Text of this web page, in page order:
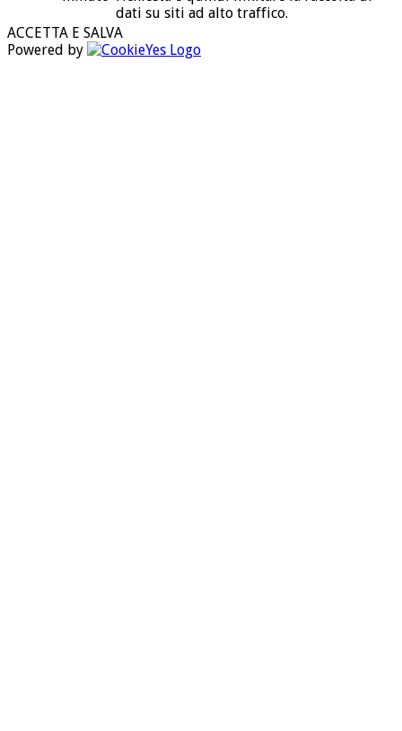
dati su siti ad alto traffico.
ACCETTA E SALVA
Powered by